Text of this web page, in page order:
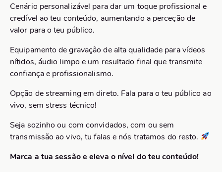
Cenário personalizável para dar um toque profissional e
credível ao teu conteúdo, aumentando a perceção de
valor para o teu público.
Equipamento de gravação de alta qualidade para vídeos
nítidos, áudio limpo e um resultado final que transmite
confiança e profissionalismo.
Opção de streaming em direto. Fala para o teu público ao
vivo, sem stress técnico!
Seja sozinho ou com convidados, com ou sem
transmissão ao vivo, tu falas e nós tratamos do resto.
Marca a tua sessão e eleva o nível do teu conteúdo!